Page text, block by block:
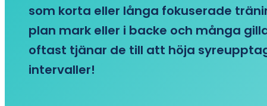
som korta eller långa fokuserade
plan mark eller i backe och många
oftast tjänar de till att höja
intervaller!